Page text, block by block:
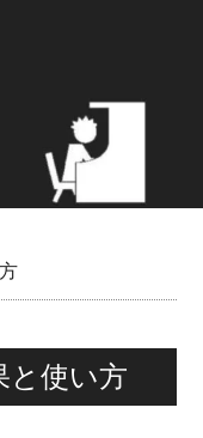
と使い方